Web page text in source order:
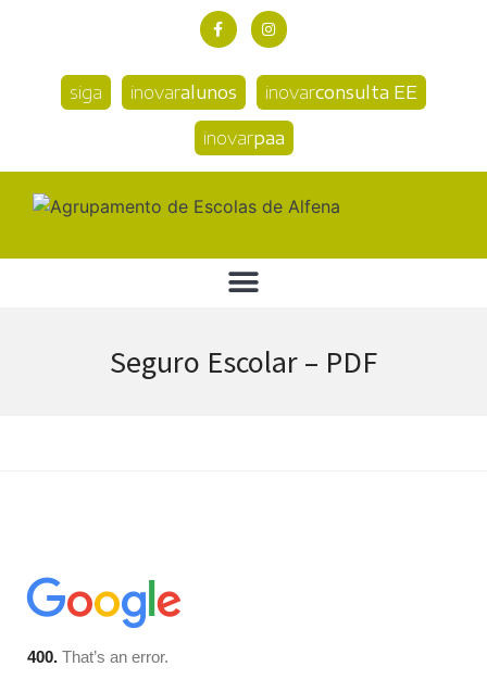
siga inovaralunos inovarconsulta EE
inovarpaa
Seguro Escolar – PDF